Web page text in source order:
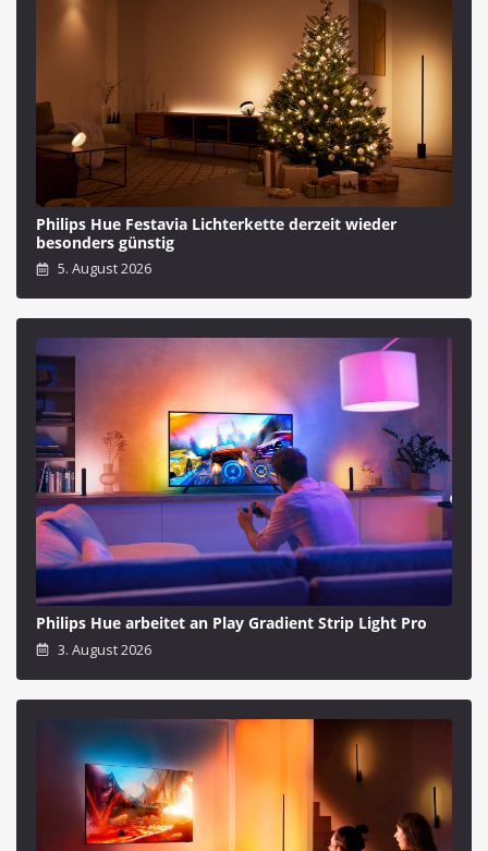
Philips Hue Festavia Lichterkette derzeit wieder
besonders günstig
5. August 2026
Philips Hue arbeitet an Play Gradient Strip Light Pro
3. August 2026